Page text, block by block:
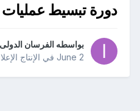
دورة تبسيط
بواسطه الفرسان الدولى
June 2 في الإنتاج